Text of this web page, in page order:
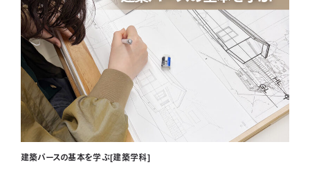
建築パースの基本を学ぶ[建築学科]